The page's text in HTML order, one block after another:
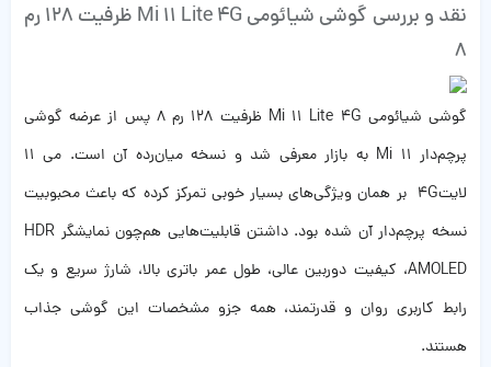
نقد و بررسی گوشی شیائومی Mi 11 Lite 4G ظرفیت 128 رم
8
گوشی شیائومی Mi 11 Lite 4G ظرفیت 128 رم 8 پس از عرضه گوشی
پرچم‌دار Mi 11 به بازار معرفی شد و نسخه میان‌رده آن است. می 11
لایت4G بر همان ویژگی‌های بسیار خوبی تمرکز کرده که باعث محبوبیت
نسخه پرچم‌دار آن شده بود. داشتن قابلیت‌هایی هم‌چون نمایشگر HDR
AMOLED، کیفیت دوربین عالی، طول عمر باتری بالا، شارژ سریع و یک
رابط کاربری روان و قدرتمند، همه جزو مشخصات این گوشی جذاب
هستند.